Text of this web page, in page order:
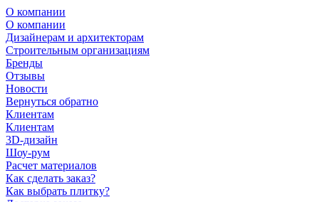
О компании
О компании
Дизайнерам и архитекторам
Строительным организациям
Бренды
Отзывы
Новости
Вернуться обратно
Клиентам
Клиентам
3D-дизайн
Шоу-рум
Расчет материалов
Как сделать заказ?
Как выбрать плитку?